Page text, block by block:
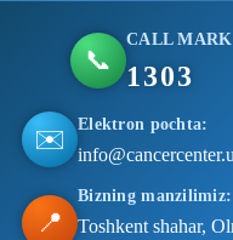
📞
CALL
1303
✉️ Elektron pochta:
📍
Bizning manzilimiz:
Toshkent shahar,